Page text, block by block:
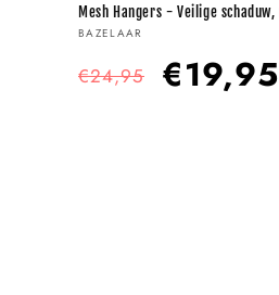
Mesh Hangers - Veilige
Verkoper:
BAZELAAR
prijs
€24,95 €19,95